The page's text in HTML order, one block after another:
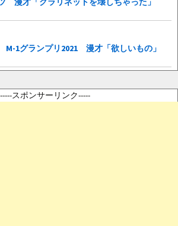
1グランプリ2021 漫才「欲しいもの」
-----スポンサーリンク-----